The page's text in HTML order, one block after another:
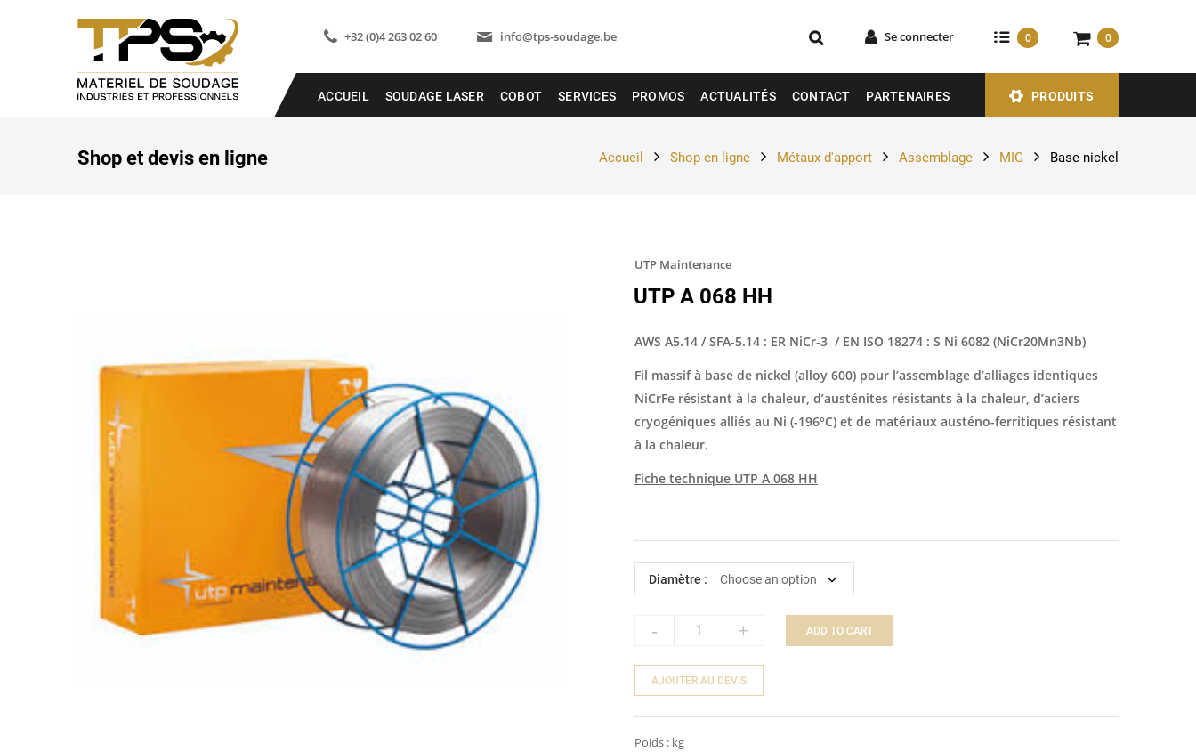
+32 (0)4 263 02 60 info@tps-soudage.be Se connecter 0 0
ACCUEIL SOUDAGE LASER COBOT SERVICES PROMOS ACTUALITÉS CONTACT PARTENAIRES PRODUITS
Shop et devis en ligne Accueil Shop en ligne Métaux d'apport Assemblage MIG Base nickel
UTP Maintenance
UTP A 068 HH
AWS A5.14 / SFA-5.14 : ER NiCr-3 / EN ISO 18274 : S Ni 6082 (NiCr20Mn3Nb)
Fil massif à base de nickel (alloy 600) pour l’assemblage d’alliages identiques
NiCrFe résistant à la chaleur, d’austénites résistants à la chaleur, d’aciers
cryogéniques alliés au Ni (-196°C) et de matériaux austéno-ferritiques résistant
à la chaleur.
Fiche technique UTP A 068 HH
Diamètre :
- + ADD TO CART
AJOUTER AU DEVIS
Poids : kg